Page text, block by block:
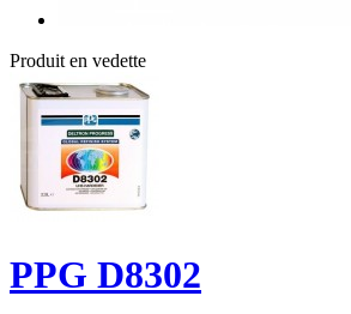
Produit en vedette
PPG D8302